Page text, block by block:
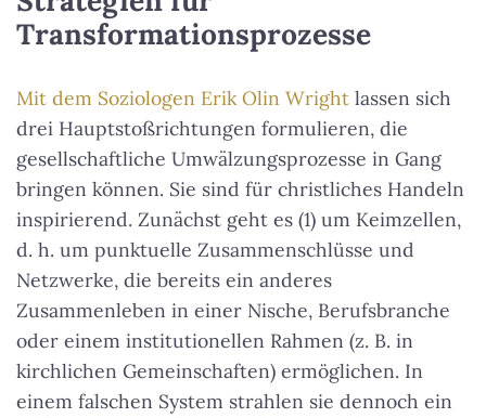
Transformationsprozesse
Mit dem Soziologen Erik Olin Wright lassen sich
drei Hauptstoßrichtungen formulieren, die
gesellschaftliche Umwälzungsprozesse in Gang
bringen können. Sie sind für christliches Handeln
inspirierend. Zunächst geht es (1) um Keimzellen,
d. h. um punktuelle Zusammenschlüsse und
Netzwerke, die bereits ein anderes
Zusammenleben in einer Nische, Berufsbranche
oder einem institutionellen Rahmen (z. B. in
kirchlichen Gemeinschaften) ermöglichen. In
einem falschen System strahlen sie dennoch ein